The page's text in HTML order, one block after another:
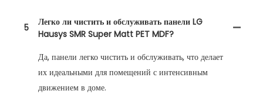
5
Легко ли чистить и обслуживать панели LG
Hausys SMR Super Matt PET MDF?
Да, панели легко чистить и обслуживать, что делает
их идеальными для помещений с интенсивным
движением в доме.